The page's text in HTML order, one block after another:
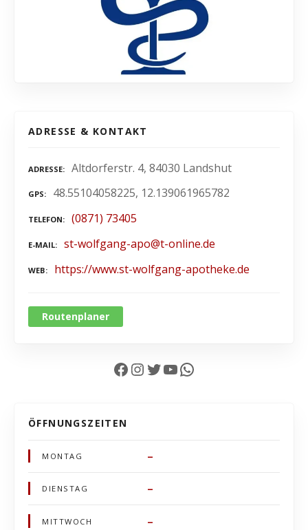
ADRESSE & KONTAKT
ADRESSE Altdorferstr. 4, 84030 Landshut
GPS 48.55104058225, 12.139061965782
TELEFON (0871) 73405
E-MAIL st-wolfgang-apo@t-online.de
WEB https://www.st-wolfgang-apotheke.de
Routenplaner
Facebook InstagramTwitter YouTube WhatsApp
ÖFFNUNGSZEITEN
MONTAG –
DIENSTAG –
MITTWOCH –